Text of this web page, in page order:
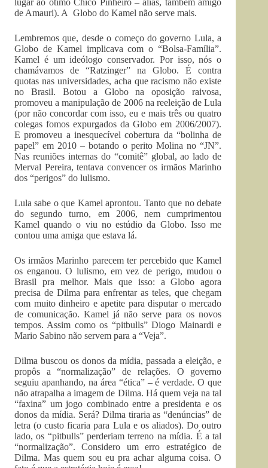
lugar ao ótimo Chico Pinheiro – aliás, também amigo
de Amauri). A Globo do Kamel não serve mais.
Lembremos que, desde o começo do governo Lula, a
Globo de Kamel implicava com o “Bolsa-Família”.
Kamel é um ideólogo conservador. Por isso, nós o
chamávamos de “Ratzinger” na Globo. É contra
quotas nas universidades, acha que racismo não existe
no Brasil. Botou a Globo na oposição raivosa,
promoveu a manipulação de 2006 na reeleição de Lula
(por não concordar com isso, eu e mais três ou quatro
colegas fomos expurgados da Globo em 2006/2007).
E promoveu a inesquecível cobertura da “bolinha de
papel” em 2010 – botando o perito Molina no “JN”.
Nas reuniões internas do “comitê” global, ao lado de
Merval Pereira, tentava convencer os irmãos Marinho
dos “perigos” do lulismo.
Lula sabe o que Kamel aprontou. Tanto que no debate
do segundo turno, em 2006, nem cumprimentou
Kamel quando o viu no estúdio da Globo. Isso me
contou uma amiga que estava lá.
Os irmãos Marinho parecem ter percebido que Kamel
os enganou. O lulismo, em vez de perigo, mudou o
Brasil pra melhor. Mais que isso: a Globo agora
precisa de Dilma para enfrentar as teles, que chegam
com muito dinheiro e apetite para disputar o mercado
de comunicação. Kamel já não serve para os novos
tempos. Assim como os “pitbulls” Diogo Mainardi e
Mario Sabino não servem para a “Veja”.
Dilma buscou os donos da mídia, passada a eleição, e
propôs a “normalização” de relações. O governo
seguiu apanhando, na área “ética” – é verdade. O que
não atrapalha a imagem de Dilma. Há quem veja na tal
“faxina” um jogo combinado entre a presidenta e os
donos da mídia. Será? Dilma tiraria as “denúncias” de
letra (o custo ficaria para Lula e os aliados). Do outro
lado, os “pitbulls” perderiam terreno na mídia. É a tal
“normalização”. Considero um erro estratégico de
Dilma. Mas quem sou eu pra achar alguma coisa. O